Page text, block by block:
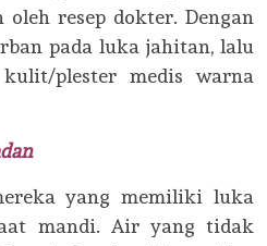
resep dokter. Dengan
pada luka jahitan, lalu
plester medis warna
yang memiliki luka
mandi. Air yang tidak